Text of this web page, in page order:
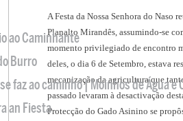
A Festa da Nossa Senhora do Naso
Planalto Mirandês, assumindo-se
momento privilegiado de encontro
deles, o dia 6 de Setembro, estava
mecanização da agricultura que
passado levaram à desactivação
Protecção do Gado Asinino se
ao Caminhante
Burro
faz ao caminho | Moinhos de Água
an Fiesta